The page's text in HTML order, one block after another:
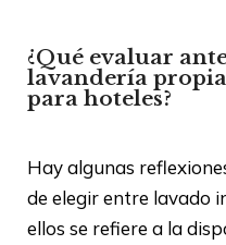
¿Qué evaluar
lavandería
para hoteles?
Hay algunas
de elegir entre lavado
ellos se refiere a la